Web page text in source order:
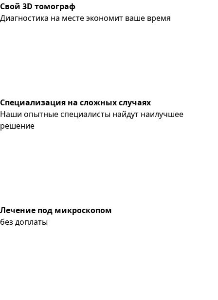
Свой 3D томограф
Диагностика на месте экономит ваше время
Специализация на сложных случаях
Наши опытные специалисты найдут наилучшее
решение
Лечение под микроскопом
без доплаты